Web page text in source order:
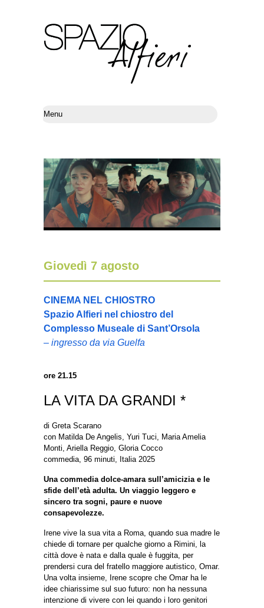
Giovedì 7 agosto
CINEMA NEL CHIOSTRO
Spazio Alfieri nel chiostro del
Complesso Museale di Sant’Orsola
– ingresso da via Guelfa
ore 21.15
LA VITA DA GRANDI *
di Greta Scarano
con Matilda De Angelis, Yuri Tuci, Maria Amelia
Monti, Ariella Reggio, Gloria Cocco
commedia, 96 minuti, Italia 2025
Una commedia dolce-amara sull’amicizia e le
sfide dell’età adulta. Un viaggio leggero e
sincero tra sogni, paure e nuove
consapevolezze.
Irene vive la sua vita a Roma, quando sua madre le
chiede di tornare per qualche giorno a Rimini, la
città dove è nata e dalla quale è fuggita, per
prendersi cura del fratello maggiore autistico, Omar.
Una volta insieme, Irene scopre che Omar ha le
idee chiarissime sul suo futuro: non ha nessuna
intenzione di vivere con lei quando i loro genitori